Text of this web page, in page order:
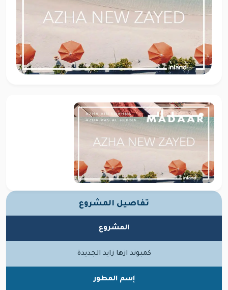
تفاصيل المشروع
المشروع
كمبوند ازها زايد الجديدة
إسم المطور